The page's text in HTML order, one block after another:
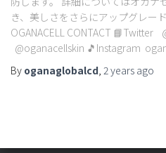
き、美しさをさらにアップグレー
OGANACELL CONTACT 📘Twitter
@oganacellskin 🎵Instagram
By oganaglobalcd 2 years ago